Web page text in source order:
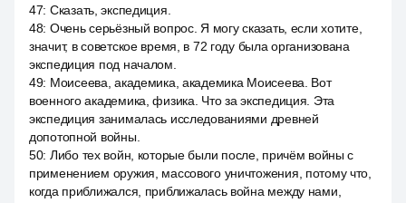
47: Сказать, экспедиция.
48: Очень серьёзный вопрос. Я могу сказать, если хотите,
значит, в советское время, в 72 году была организована
экспедиция под началом.
49: Моисеева, академика, академика Моисеева. Вот
военного академика, физика. Что за экспедиция. Эта
экспедиция занималась исследованиями древней
допотопной войны.
50: Либо тех войн, которые были после, причём войны с
применением оружия, массового уничтожения, потому что,
когда приближался, приближалась война между нами,